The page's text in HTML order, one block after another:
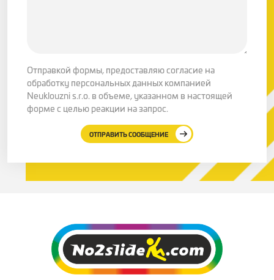
Отправкой формы, предоставляю согласие на
обработку персональных данных компанией
Neuklouzni s.r.o. в объеме, указанном в настоящей
форме с целью реакции на запрос.
ОТПРАВИТЬ СООБЩЕНИЕ